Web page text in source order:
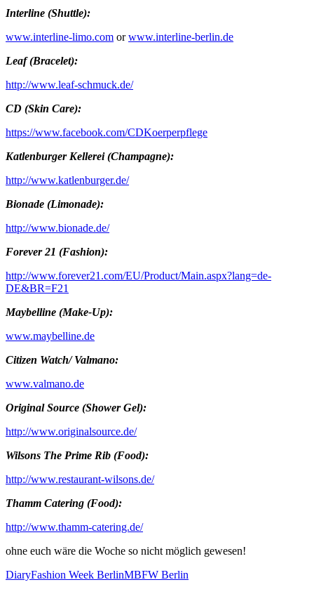
Interline (Shuttle):
www.interline-limo.com orwww.interline-berlin.de
Leaf (Bracelet):
http://www.leaf-schmuck.de/
CD (Skin Care):
https://www.facebook.com/CDKoerperpflege
Katlenburger Kellerei (Champagne):
http://www.katlenburger.de/
Bionade (Limonade):
http://www.bionade.de/
Forever 21 (Fashion):
http://www.forever21.com/EU/Product/Main.aspx?lang=de-
DE&BR=F21
Maybelline (Make-Up):
www.maybelline.de
Citizen Watch/ Valmano:
www.valmano.de
Original Source (Shower Gel):
http://www.originalsource.de/
Wilsons The Prime Rib (Food):
http://www.restaurant-wilsons.de/
Thamm Catering (Food):
http://www.thamm-catering.de/
ohne euch wäre die Woche so nicht möglich gewesen!
DiaryFashion Week BerlinMBFW Berlin